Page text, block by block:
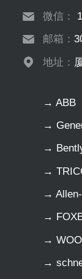
微信：
邮箱：
地址：
→ ABB
→
→
→
→ Allen-
→
→
→